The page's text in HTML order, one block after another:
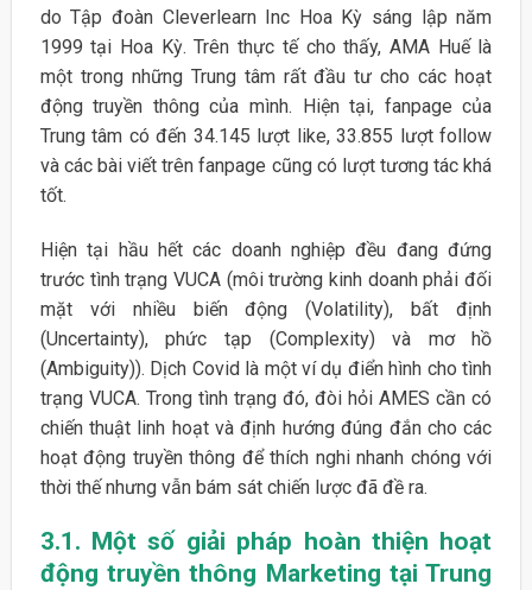
do Tập đoàn Cleverlearn Inc Hoa Kỳ sáng lập năm
1999 tại Hoa Kỳ. Trên thực tế cho thấy, AMA Huế là
một trong những Trung tâm rất đầu tư cho các hoạt
động truyền thông của mình. Hiện tại, fanpage của
Trung tâm có đến 34.145 lượt like, 33.855 lượt follow
và các bài viết trên fanpage cũng có lượt tương tác khá
tốt.
Hiện tại hầu hết các doanh nghiệp đều đang đứng
trước tình trạng VUCA (môi trường kinh doanh phải đối
mặt với nhiều biến động (Volatility), bất định
(Uncertainty), phức tạp (Complexity) và mơ hồ
(Ambiguity)). Dịch Covid là một ví dụ điển hình cho tình
trạng VUCA. Trong tình trạng đó, đòi hỏi AMES cần có
chiến thuật linh hoạt và định hướng đúng đắn cho các
hoạt động truyền thông để thích nghi nhanh chóng với
thời thế nhưng vẫn bám sát chiến lược đã đề ra.
3.1. Một số giải pháp hoàn thiện hoạt
động truyền thông Marketing tại Trung